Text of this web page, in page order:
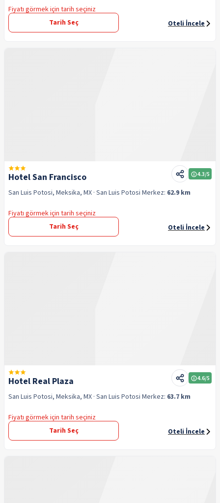
Fiyatı görmek için tarih seçiniz
Tarih Seç
Oteli İncele
Hotel San Francisco 4.3/5
San Luis Potosi, Meksika, MX · San Luis Potosi Merkez: 62.9 km
Fiyatı görmek için tarih seçiniz
Tarih Seç
Oteli İncele
Hotel Real Plaza 4.6/5
San Luis Potosi, Meksika, MX · San Luis Potosi Merkez: 63.7 km
Fiyatı görmek için tarih seçiniz
Tarih Seç
Oteli İncele